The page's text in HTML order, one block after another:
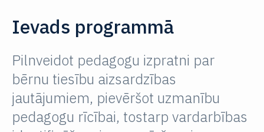
Ievads programmā
Pilnveidot pedagogu izpratni par
bērnu tiesību aizsardzības
jautājumiem, pievēršot uzmanību
pedagogu rīcībai, tostarp vardarbības